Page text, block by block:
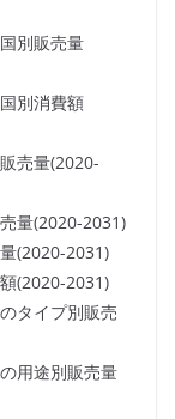
別販売量
別消費額
売量(2020-
量(2020-2031)
(2020-2031)
(2020-2031)
タイプ別販売
用途別販売量